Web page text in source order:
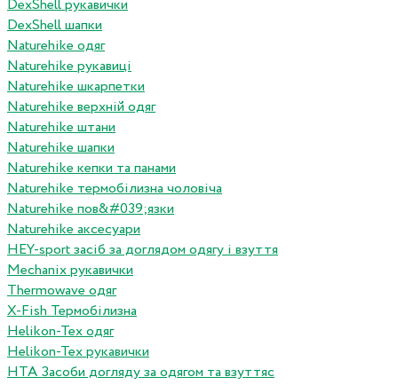
DexShell рукавички
DexShell шапки
Naturehike одяг
Naturehike рукавиці
Naturehike шкарпетки
Naturehike верхній одяг
Naturehike штани
Naturehike шапки
Naturehike кепки та панами
Naturehike термобілизна чоловіча
Naturehike пов&#039;язки
Naturehike аксесуари
HEY-sport засіб за доглядом одягу і взуття
Mechanix рукавички
Thermowave одяг
X-Fish Термобілизна
Helikon-Tex одяг
Helikon-Tex рукавички
HTA Засоби догляду за одягом та взуттяс